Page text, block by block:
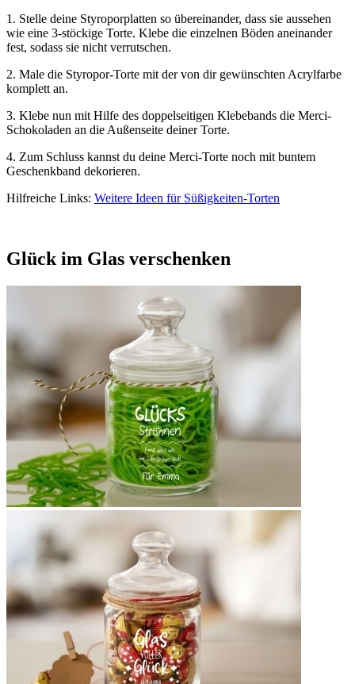
1. Stelle deine Styroporplatten so übereinander, dass sie aussehen
wie eine 3-stöckige Torte. Klebe die einzelnen Böden aneinander
fest, sodass sie nicht verrutschen.
2. Male die Styropor-Torte mit der von dir gewünschten Acrylfarbe
komplett an.
3. Klebe nun mit Hilfe des doppelseitigen Klebebands die Merci-
Schokoladen an die Außenseite deiner Torte.
4. Zum Schluss kannst du deine Merci-Torte noch mit buntem
Geschenkband dekorieren.
Hilfreiche Links: Weitere Ideen für Süßigkeiten-Torten
Glück im Glas verschenken